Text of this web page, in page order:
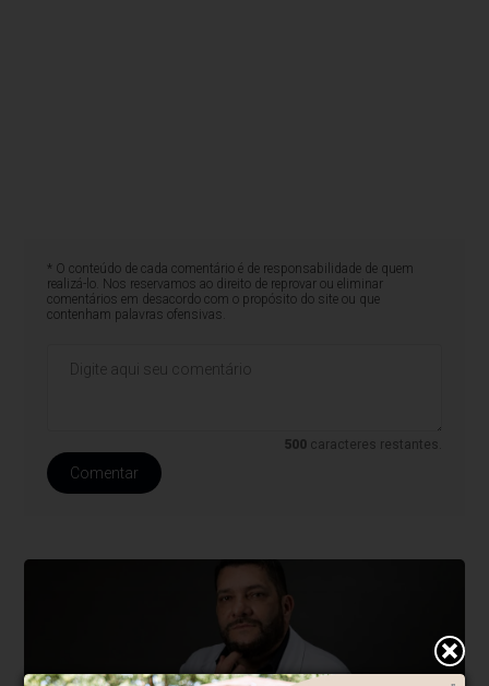
* O conteúdo de cada comentário é de responsabilidade de quem
realizá-lo. Nos reservamos ao direito de reprovar ou eliminar
comentários em desacordo com o propósito do site ou que
contenham palavras ofensivas.
500 caracteres restantes.
Comentar